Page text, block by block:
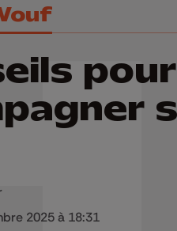
pour
2025 à 18:31